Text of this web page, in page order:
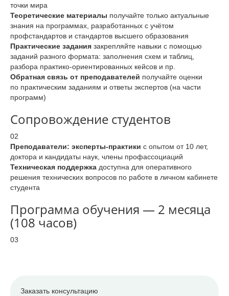
точки мира
Теоретические материалы получайте только актуальные
знания на программах, разработанных с учётом
профстандартов и стандартов высшего образования
Практические задания закрепляйте навыки с помощью
заданий разного формата: заполнения схем и таблиц,
разбора практико-ориентированных кейсов и пр.
Обратная связь от преподавателей получайте оценки
по практическим заданиям и ответы экспертов (на части
программ)
Сопровождение студентов
02
Преподаватели: эксперты-практики с опытом от 10 лет,
доктора и кандидаты наук, члены профассоциаций
Техническая поддержка доступна для оперативного
решения технических вопросов по работе в личном кабинете
студента
Программа обучения — 2 месяца
(108 часов)
03
Заказать консультацию